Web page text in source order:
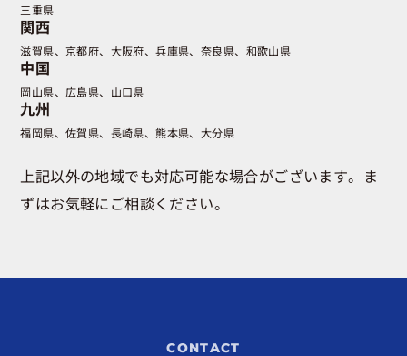
三重県
関西
滋賀県 京都府 大阪府 兵庫県 奈良県 和歌山県
中国
岡山県 広島県 山口県
九州
福岡県 佐賀県 長崎県 熊本県 大分県
上記以外の地域でも対応可能な場合がございます。ま
ずはお気軽にご相談ください。